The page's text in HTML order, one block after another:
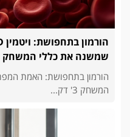
שמשנה את כללי המשחק
הורמון בתחפושת: האמת
המשחק 3' דק...